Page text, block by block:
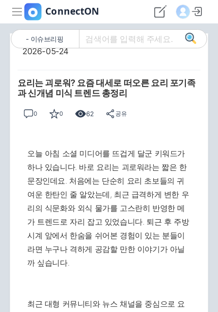
이슈브리핑
2026-05-24
요리는 괴로워? 요즘 대세로 떠오른 요리 포기족
과 신개념 미식 트렌드 총정리
0 0 62 공유
오늘 아침 소셜 미디어를 뜨겁게 달군 키워드가
하나 있습니다. 바로 요리는 괴로워라는 짧은 한
문장인데요. 처음에는 단순히 요리 초보들의 귀
여운 한탄인 줄 알았는데, 최근 급격하게 변한 우
리의 식문화와 외식 물가를 고스란히 반영한 메
가 트렌드로 자리 잡고 있었습니다. 퇴근 후 주방
시계 앞에서 한숨을 쉬어본 경험이 있는 분들이
라면 누구나 격하게 공감할 만한 이야기가 아닐
까 싶습니다.
최근 대형 커뮤니티와 뉴스 채널을 중심으로 요